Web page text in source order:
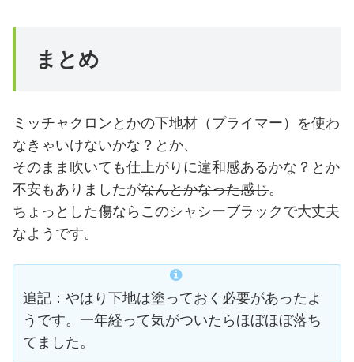
まとめ
ミッチャクロンとかの下地材（プライマー）を使わ
なきゃいけないかな？とか、
そのまま吹いても仕上がりに違和感あるかな？とか
不安もありましたがなんとかなった感じ。
ちょっとした傷ならこのシャシーブラックで大丈夫
なようです。
追記：やはり下地は塗っておく必要があったよ
うです。一年経って気がついたらほぼほぼ落ち
てました。